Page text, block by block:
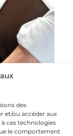
des
et/ou accéder aux
ces technologies
le comportement